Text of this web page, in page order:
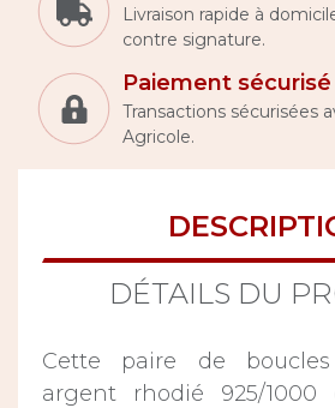
Livraison rapide à
contre signature.
Paiement sécurisé
Transactions sécurisées
Agricole.
DÉTAILS DU
Cette paire de
argent rhodié 925/1000